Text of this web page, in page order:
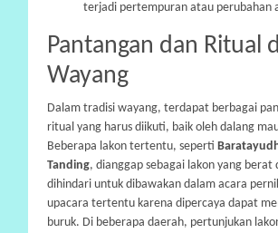
terjadi pertempuran atau perubahan
Pantangan dan Ritual
Wayang
Dalam tradisi wayang, terdapat berbagai
ritual yang harus diikuti, baik oleh dalang
Beberapa lakon tertentu, seperti
Tanding, dianggap sebagai lakon yang berat
dihindari untuk dibawakan dalam acara
upacara tertentu karena dipercaya dapat
buruk. Di beberapa daerah, pertunjukan